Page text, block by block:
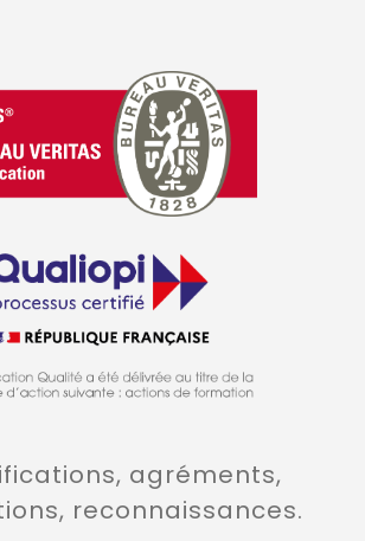
agréments,
reconnaissances.